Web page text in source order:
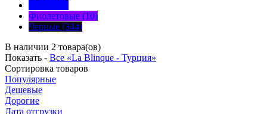
Фиолетовые (10)
Черные (344)
В наличии 2 товара(ов)
Показать - Все «La Blinque - Турция»
Сортировка товаров
Популярные
Дешевые
Дорогие
Дата отгрузки